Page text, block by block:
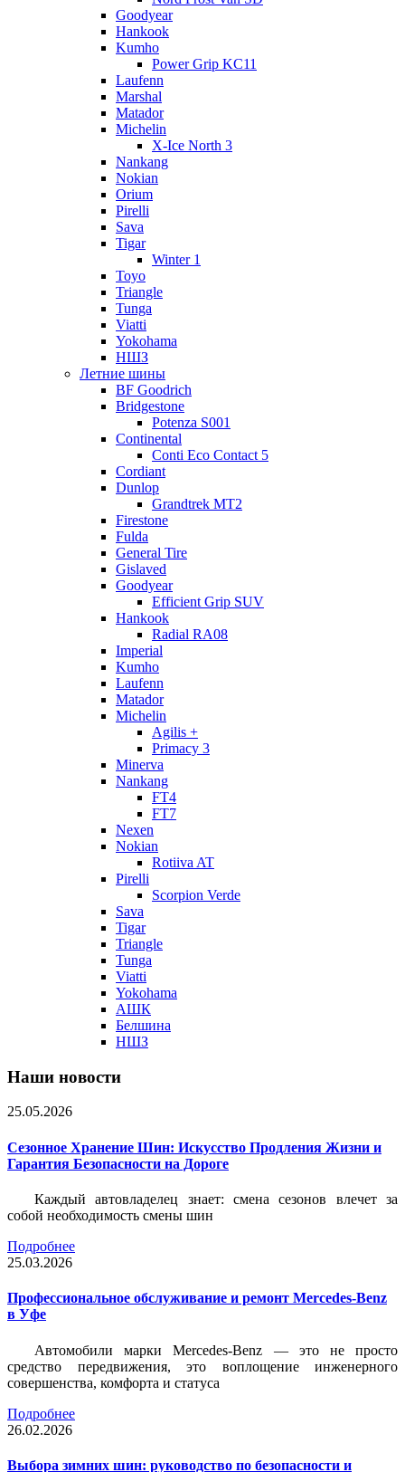
Goodyear
Hankook
Kumho
Power Grip KC11
Laufenn
Marshal
Matador
Michelin
X-Ice North 3
Nankang
Nokian
Orium
Pirelli
Sava
Tigar
Winter 1
Toyo
Triangle
Tunga
Viatti
Yokohama
НШЗ
Летние шины
BF Goodrich
Bridgestone
Potenza S001
Continental
Conti Eco Contact 5
Cordiant
Dunlop
Grandtrek MT2
Firestone
Fulda
General Tire
Gislaved
Goodyear
Efficient Grip SUV
Hankook
Radial RA08
Imperial
Kumho
Laufenn
Matador
Michelin
Agilis +
Primacy 3
Minerva
Nankang
FT4
FT7
Nexen
Nokian
Rotiiva AT
Pirelli
Scorpion Verde
Sava
Tigar
Triangle
Tunga
Viatti
Yokohama
АШК
Белшина
НШЗ
Наши новости
25.05.2026
Сезонное Хранение Шин: Искусство Продления Жизни и
Гарантия Безопасности на Дороге
Каждый автовладелец знает: смена сезонов влечет за
собой необходимость смены шин
Подробнее
25.03.2026
Профессиональное обслуживание и ремонт Mercedes-Benz
в Уфе
Автомобили марки Mercedes-Benz — это не просто
средство передвижения, это воплощение инженерного
совершенства, комфорта и статуса
Подробнее
26.02.2026
Выбора зимних шин: руководство по безопасности и